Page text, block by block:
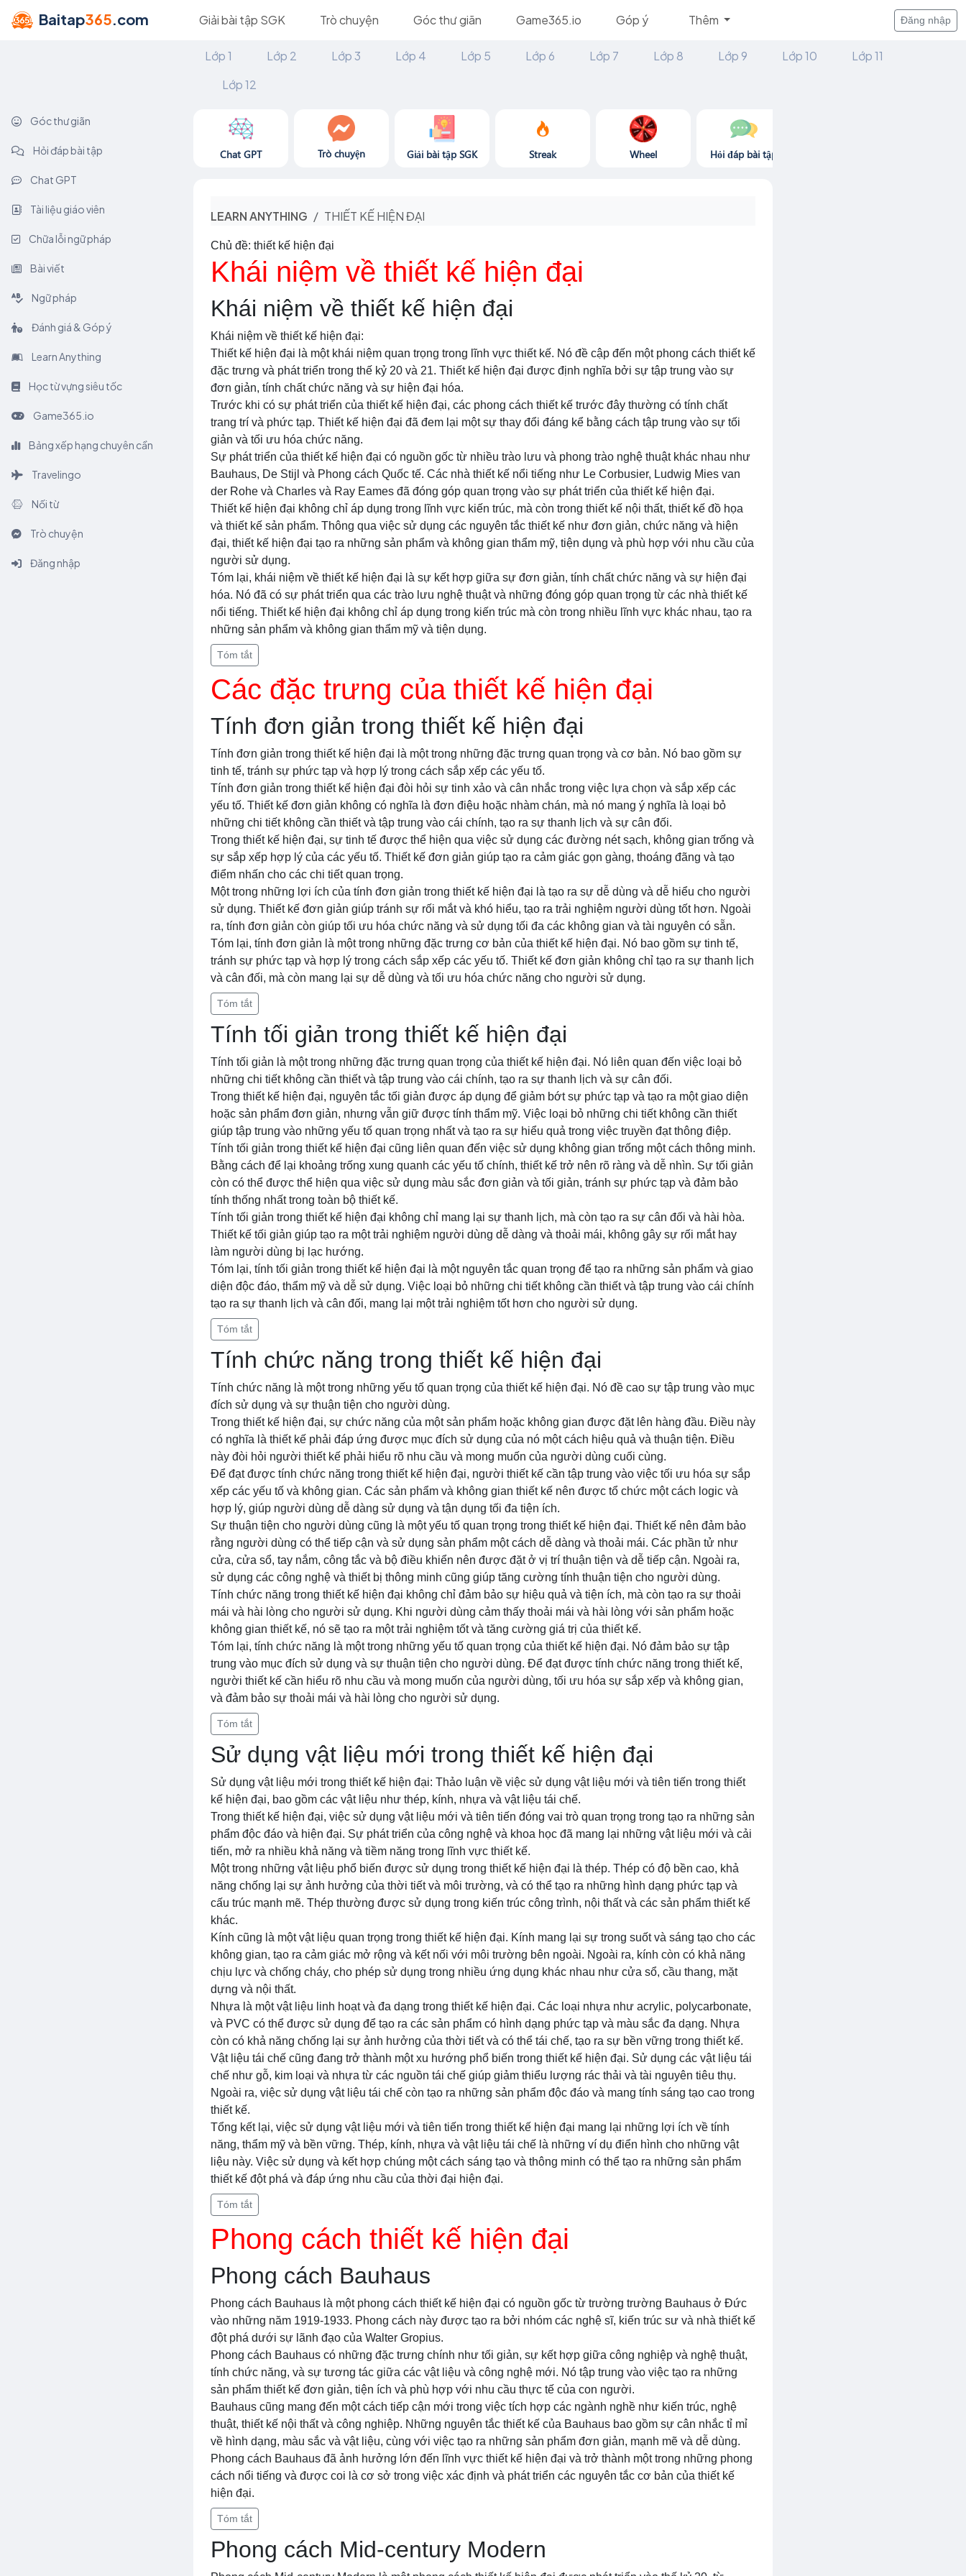
Baitap365.com Giải bài tập SGK Trò chuyện Góc thư giãn Game365.io Góp ý Thêm Đăng nhập
Lớp 1 Lớp 2 Lớp 3 Lớp 4 Lớp 5 Lớp 6 Lớp 7 Lớp 8 Lớp 9 Lớp 10
Lớp 11
Lớp 12
Góc thư giãn
Hỏi đáp bài tập
Chat GPT
Tài liệu giáo viên
Chữa lỗi ngữ pháp
Bài viết
Ngữ pháp
Đánh giá & Góp ý
Learn Anything
Học từ vựng siêu tốc
Game365.io
Bảng xếp hạng chuyên cần
Travelingo
Nối từ
Trò chuyện
Đăng nhập
Chat GPT Trò chuyện Giải bài tập SGK Streak Wheel Hỏi đáp bài tập
LEARN ANYTHING THIẾT KẾ HIỆN ĐẠI
Chủ đề: thiết kế hiện đại
Khái niệm về thiết kế hiện đại
Khái niệm về thiết kế hiện đại
Khái niệm về thiết kế hiện đại:
Thiết kế hiện đại là một khái niệm quan trọng trong lĩnh vực thiết kế. Nó đề cập đến một phong cách thiết kế
đặc trưng và phát triển trong thế kỷ 20 và 21. Thiết kế hiện đại được định nghĩa bởi sự tập trung vào sự
đơn giản, tính chất chức năng và sự hiện đại hóa.
Trước khi có sự phát triển của thiết kế hiện đại, các phong cách thiết kế trước đây thường có tính chất
trang trí và phức tạp. Thiết kế hiện đại đã đem lại một sự thay đổi đáng kể bằng cách tập trung vào sự tối
giản và tối ưu hóa chức năng.
Sự phát triển của thiết kế hiện đại có nguồn gốc từ nhiều trào lưu và phong trào nghệ thuật khác nhau như
Bauhaus, De Stijl và Phong cách Quốc tế. Các nhà thiết kế nổi tiếng như Le Corbusier, Ludwig Mies van
der Rohe và Charles và Ray Eames đã đóng góp quan trọng vào sự phát triển của thiết kế hiện đại.
Thiết kế hiện đại không chỉ áp dụng trong lĩnh vực kiến trúc, mà còn trong thiết kế nội thất, thiết kế đồ họa
và thiết kế sản phẩm. Thông qua việc sử dụng các nguyên tắc thiết kế như đơn giản, chức năng và hiện
đại, thiết kế hiện đại tạo ra những sản phẩm và không gian thẩm mỹ, tiện dụng và phù hợp với nhu cầu của
người sử dụng.
Tóm lại, khái niệm về thiết kế hiện đại là sự kết hợp giữa sự đơn giản, tính chất chức năng và sự hiện đại
hóa. Nó đã có sự phát triển qua các trào lưu nghệ thuật và những đóng góp quan trọng từ các nhà thiết kế
nổi tiếng. Thiết kế hiện đại không chỉ áp dụng trong kiến trúc mà còn trong nhiều lĩnh vực khác nhau, tạo ra
những sản phẩm và không gian thẩm mỹ và tiện dụng.
Tóm tắt
Các đặc trưng của thiết kế hiện đại
Tính đơn giản trong thiết kế hiện đại
Tính đơn giản trong thiết kế hiện đại là một trong những đặc trưng quan trọng và cơ bản. Nó bao gồm sự
tinh tế, tránh sự phức tạp và hợp lý trong cách sắp xếp các yếu tố.
Tính đơn giản trong thiết kế hiện đại đòi hỏi sự tinh xảo và cân nhắc trong việc lựa chọn và sắp xếp các
yếu tố. Thiết kế đơn giản không có nghĩa là đơn điệu hoặc nhàm chán, mà nó mang ý nghĩa là loại bỏ
những chi tiết không cần thiết và tập trung vào cái chính, tạo ra sự thanh lịch và sự cân đối.
Trong thiết kế hiện đại, sự tinh tế được thể hiện qua việc sử dụng các đường nét sạch, không gian trống và
sự sắp xếp hợp lý của các yếu tố. Thiết kế đơn giản giúp tạo ra cảm giác gọn gàng, thoáng đãng và tạo
điểm nhấn cho các chi tiết quan trọng.
Một trong những lợi ích của tính đơn giản trong thiết kế hiện đại là tạo ra sự dễ dùng và dễ hiểu cho người
sử dụng. Thiết kế đơn giản giúp tránh sự rối mắt và khó hiểu, tạo ra trải nghiệm người dùng tốt hơn. Ngoài
ra, tính đơn giản còn giúp tối ưu hóa chức năng và sử dụng tối đa các không gian và tài nguyên có sẵn.
Tóm lại, tính đơn giản là một trong những đặc trưng cơ bản của thiết kế hiện đại. Nó bao gồm sự tinh tế,
tránh sự phức tạp và hợp lý trong cách sắp xếp các yếu tố. Thiết kế đơn giản không chỉ tạo ra sự thanh lịch
và cân đối, mà còn mang lại sự dễ dùng và tối ưu hóa chức năng cho người sử dụng.
Tóm tắt
Tính tối giản trong thiết kế hiện đại
Tính tối giản là một trong những đặc trưng quan trọng của thiết kế hiện đại. Nó liên quan đến việc loại bỏ
những chi tiết không cần thiết và tập trung vào cái chính, tạo ra sự thanh lịch và sự cân đối.
Trong thiết kế hiện đại, nguyên tắc tối giản được áp dụng để giảm bớt sự phức tạp và tạo ra một giao diện
hoặc sản phẩm đơn giản, nhưng vẫn giữ được tính thẩm mỹ. Việc loại bỏ những chi tiết không cần thiết
giúp tập trung vào những yếu tố quan trọng nhất và tạo ra sự hiểu quả trong việc truyền đạt thông điệp.
Tính tối giản trong thiết kế hiện đại cũng liên quan đến việc sử dụng không gian trống một cách thông minh.
Bằng cách để lại khoảng trống xung quanh các yếu tố chính, thiết kế trở nên rõ ràng và dễ nhìn. Sự tối giản
còn có thể được thể hiện qua việc sử dụng màu sắc đơn giản và tối giản, tránh sự phức tạp và đảm bảo
tính thống nhất trong toàn bộ thiết kế.
Tính tối giản trong thiết kế hiện đại không chỉ mang lại sự thanh lịch, mà còn tạo ra sự cân đối và hài hòa.
Thiết kế tối giản giúp tạo ra một trải nghiệm người dùng dễ dàng và thoải mái, không gây sự rối mắt hay
làm người dùng bị lạc hướng.
Tóm lại, tính tối giản trong thiết kế hiện đại là một nguyên tắc quan trọng để tạo ra những sản phẩm và giao
diện độc đáo, thẩm mỹ và dễ sử dụng. Việc loại bỏ những chi tiết không cần thiết và tập trung vào cái chính
tạo ra sự thanh lịch và cân đối, mang lại một trải nghiệm tốt hơn cho người sử dụng.
Tóm tắt
Tính chức năng trong thiết kế hiện đại
Tính chức năng là một trong những yếu tố quan trọng của thiết kế hiện đại. Nó đề cao sự tập trung vào mục
đích sử dụng và sự thuận tiện cho người dùng.
Trong thiết kế hiện đại, sự chức năng của một sản phẩm hoặc không gian được đặt lên hàng đầu. Điều này
có nghĩa là thiết kế phải đáp ứng được mục đích sử dụng của nó một cách hiệu quả và thuận tiện. Điều
này đòi hỏi người thiết kế phải hiểu rõ nhu cầu và mong muốn của người dùng cuối cùng.
Để đạt được tính chức năng trong thiết kế hiện đại, người thiết kế cần tập trung vào việc tối ưu hóa sự sắp
xếp các yếu tố và không gian. Các sản phẩm và không gian thiết kế nên được tổ chức một cách logic và
hợp lý, giúp người dùng dễ dàng sử dụng và tận dụng tối đa tiện ích.
Sự thuận tiện cho người dùng cũng là một yếu tố quan trọng trong thiết kế hiện đại. Thiết kế nên đảm bảo
rằng người dùng có thể tiếp cận và sử dụng sản phẩm một cách dễ dàng và thoải mái. Các phần tử như
cửa, cửa sổ, tay nắm, công tắc và bộ điều khiển nên được đặt ở vị trí thuận tiện và dễ tiếp cận. Ngoài ra,
sử dụng các công nghệ và thiết bị thông minh cũng giúp tăng cường tính thuận tiện cho người dùng.
Tính chức năng trong thiết kế hiện đại không chỉ đảm bảo sự hiệu quả và tiện ích, mà còn tạo ra sự thoải
mái và hài lòng cho người sử dụng. Khi người dùng cảm thấy thoải mái và hài lòng với sản phẩm hoặc
không gian thiết kế, nó sẽ tạo ra một trải nghiệm tốt và tăng cường giá trị của thiết kế.
Tóm lại, tính chức năng là một trong những yếu tố quan trọng của thiết kế hiện đại. Nó đảm bảo sự tập
trung vào mục đích sử dụng và sự thuận tiện cho người dùng. Để đạt được tính chức năng trong thiết kế,
người thiết kế cần hiểu rõ nhu cầu và mong muốn của người dùng, tối ưu hóa sự sắp xếp và không gian,
và đảm bảo sự thoải mái và hài lòng cho người sử dụng.
Tóm tắt
Sử dụng vật liệu mới trong thiết kế hiện đại
Sử dụng vật liệu mới trong thiết kế hiện đại: Thảo luận về việc sử dụng vật liệu mới và tiên tiến trong thiết
kế hiện đại, bao gồm các vật liệu như thép, kính, nhựa và vật liệu tái chế.
Trong thiết kế hiện đại, việc sử dụng vật liệu mới và tiên tiến đóng vai trò quan trọng trong tạo ra những sản
phẩm độc đáo và hiện đại. Sự phát triển của công nghệ và khoa học đã mang lại những vật liệu mới và cải
tiến, mở ra nhiều khả năng và tiềm năng trong lĩnh vực thiết kế.
Một trong những vật liệu phổ biến được sử dụng trong thiết kế hiện đại là thép. Thép có độ bền cao, khả
năng chống lại sự ảnh hưởng của thời tiết và môi trường, và có thể tạo ra những hình dạng phức tạp và
cấu trúc mạnh mẽ. Thép thường được sử dụng trong kiến trúc công trình, nội thất và các sản phẩm thiết kế
khác.
Kính cũng là một vật liệu quan trọng trong thiết kế hiện đại. Kính mang lại sự trong suốt và sáng tạo cho các
không gian, tạo ra cảm giác mở rộng và kết nối với môi trường bên ngoài. Ngoài ra, kính còn có khả năng
chịu lực và chống cháy, cho phép sử dụng trong nhiều ứng dụng khác nhau như cửa sổ, cầu thang, mặt
dựng và nội thất.
Nhựa là một vật liệu linh hoạt và đa dạng trong thiết kế hiện đại. Các loại nhựa như acrylic, polycarbonate,
và PVC có thể được sử dụng để tạo ra các sản phẩm có hình dạng phức tạp và màu sắc đa dạng. Nhựa
còn có khả năng chống lại sự ảnh hưởng của thời tiết và có thể tái chế, tạo ra sự bền vững trong thiết kế.
Vật liệu tái chế cũng đang trở thành một xu hướng phổ biến trong thiết kế hiện đại. Sử dụng các vật liệu tái
chế như gỗ, kim loại và nhựa từ các nguồn tái chế giúp giảm thiểu lượng rác thải và tài nguyên tiêu thụ.
Ngoài ra, việc sử dụng vật liệu tái chế còn tạo ra những sản phẩm độc đáo và mang tính sáng tạo cao trong
thiết kế.
Tổng kết lại, việc sử dụng vật liệu mới và tiên tiến trong thiết kế hiện đại mang lại những lợi ích về tính
năng, thẩm mỹ và bền vững. Thép, kính, nhựa và vật liệu tái chế là những ví dụ điển hình cho những vật
liệu này. Việc sử dụng và kết hợp chúng một cách sáng tạo và thông minh có thể tạo ra những sản phẩm
thiết kế đột phá và đáp ứng nhu cầu của thời đại hiện đại.
Tóm tắt
Phong cách thiết kế hiện đại
Phong cách Bauhaus
Phong cách Bauhaus là một phong cách thiết kế hiện đại có nguồn gốc từ trường trường Bauhaus ở Đức
vào những năm 1919-1933. Phong cách này được tạo ra bởi nhóm các nghệ sĩ, kiến trúc sư và nhà thiết kế
đột phá dưới sự lãnh đạo của Walter Gropius.
Phong cách Bauhaus có những đặc trưng chính như tối giản, sự kết hợp giữa công nghiệp và nghệ thuật,
tính chức năng, và sự tương tác giữa các vật liệu và công nghệ mới. Nó tập trung vào việc tạo ra những
sản phẩm thiết kế đơn giản, tiện ích và phù hợp với nhu cầu thực tế của con người.
Bauhaus cũng mang đến một cách tiếp cận mới trong việc tích hợp các ngành nghề như kiến trúc, nghệ
thuật, thiết kế nội thất và công nghiệp. Những nguyên tắc thiết kế của Bauhaus bao gồm sự cân nhắc tỉ mỉ
về hình dạng, màu sắc và vật liệu, cùng với việc tạo ra những sản phẩm đơn giản, mạnh mẽ và dễ dùng.
Phong cách Bauhaus đã ảnh hưởng lớn đến lĩnh vực thiết kế hiện đại và trở thành một trong những phong
cách nổi tiếng và được coi là cơ sở trong việc xác định và phát triển các nguyên tắc cơ bản của thiết kế
hiện đại.
Tóm tắt
Phong cách Mid-century Modern